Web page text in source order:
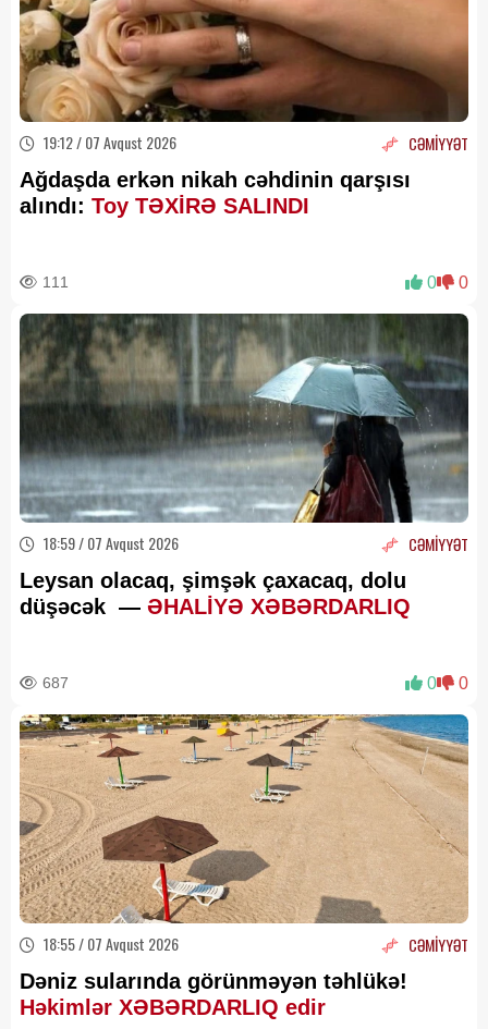
19:12 / 07 Avqust 2026 CƏMİYYƏT
Ağdaşda erkən nikah cəhdinin qarşısı
alındı: Toy TƏXİRƏ SALINDI
111 0 0
18:59 / 07 Avqust 2026 CƏMİYYƏT
Leysan olacaq, şimşək çaxacaq, dolu
düşəcək — ƏHALİYƏ XƏBƏRDARLIQ
687 0 0
18:55 / 07 Avqust 2026 CƏMİYYƏT
Dəniz sularında görünməyən təhlükə!
Həkimlər XƏBƏRDARLIQ edir